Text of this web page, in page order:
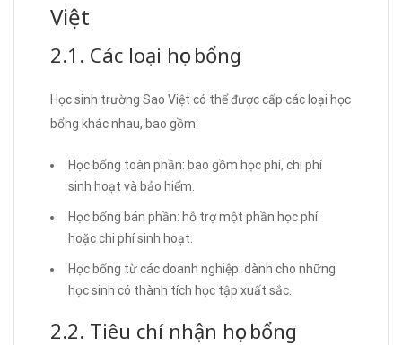
Việt
2.1. Các loại học bổng
Học sinh trường Sao Việt có thể được cấp các loại học
bổng khác nhau, bao gồm:
Học bổng toàn phần: bao gồm học phí, chi phí
sinh hoạt và bảo hiểm.
Học bổng bán phần: hỗ trợ một phần học phí
hoặc chi phí sinh hoạt.
Học bổng từ các doanh nghiệp: dành cho những
học sinh có thành tích học tập xuất sắc.
2.2. Tiêu chí nhận học bổng